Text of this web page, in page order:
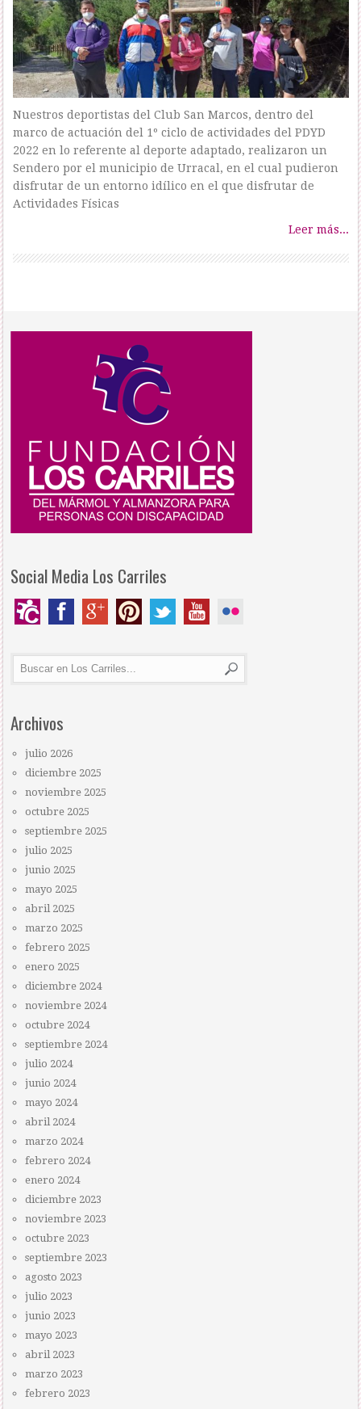
Nuestros deportistas del Club San Marcos, dentro del
marco de actuación del 1º ciclo de actividades del PDYD
2022 en lo referente al deporte adaptado, realizaron un
Sendero por el municipio de Urracal, en el cual pudieron
disfrutar de un entorno idílico en el que disfrutar de
Actividades Físicas
Leer más...
Social Media Los Carriles
Archivos
julio 2026
diciembre 2025
noviembre 2025
octubre 2025
septiembre 2025
julio 2025
junio 2025
mayo 2025
abril 2025
marzo 2025
febrero 2025
enero 2025
diciembre 2024
noviembre 2024
octubre 2024
septiembre 2024
julio 2024
junio 2024
mayo 2024
abril 2024
marzo 2024
febrero 2024
enero 2024
diciembre 2023
noviembre 2023
octubre 2023
septiembre 2023
agosto 2023
julio 2023
junio 2023
mayo 2023
abril 2023
marzo 2023
febrero 2023